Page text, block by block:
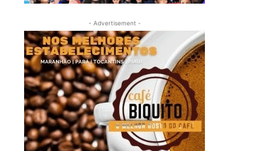
- Advertisement -